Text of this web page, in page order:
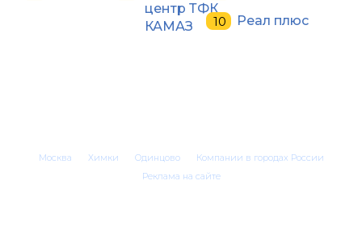
центр ТФК
КАМАЗ
Реал плюс
Москва Химки Одинцово
Компании в городах России
Реклама на сайте